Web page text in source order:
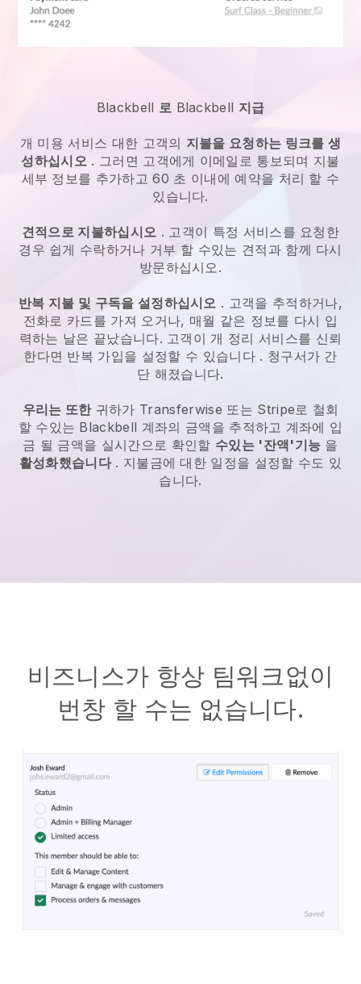
Blackbell 로 Blackbell 지급
개 미용 서비스 대한 고객의 지불을 요청하는 링크를 생
성하십시오. 그러면 고객에게 이메일로 통보되며 지불
세부 정보를 추가하고 60 초 이내에 예약을 처리 할 수
있습니다.
견적으로 지불하십시오 . 고객이 특정 서비스를 요청한
경우 쉽게 수락하거나 거부 할 수있는 견적과 함께 다시
방문하십시오.
반복 지불 및 구독을 설정하십시오 . 고객을 추적하거나,
전화로 카드를 가져 오거나, 매월 같은 정보를 다시 입
력하는 날은 끝났습니다. 고객이 개 정리 서비스를 신뢰
한다면 반복 가입을 설정할 수 있습니다. 청구서가 간
단 해졌습니다.
우리는 또한귀하가 Transferwise 또는 Stripe로 철회
할 수있는 Blackbell 계좌의 금액을 추적하고 계좌에 입
금 될 금액을 실시간으로 확인할 수있는 '잔액'기능 을
활성화했습니다. 지불금에 대한 일정을 설정할 수도 있
습니다.
비즈니스가 항상 팀워크없이
번창 할 수는 없습니다.